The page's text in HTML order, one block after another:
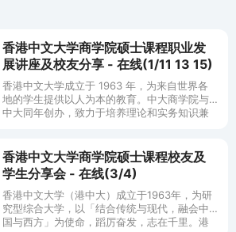
香港中文大学商学院硕士课程职业发
展讲座及校友分享 - 在线(1/11 13 15)
香港中文大学成立于 1963 年，为来自世界各
地的学生提供以人为本的教育。中大商学院与
中大同年创办，致力于培养理论和实务知识兼
香港中文大学商学院硕士课程校友及
学生分享会 - 在线(3/4)
香港中文大学（港中大）成立于1963年，为研
究型综合大学，以「结合传统与现代，融会中
国与西方」为使命，蹈厉奋发，志在千里。港